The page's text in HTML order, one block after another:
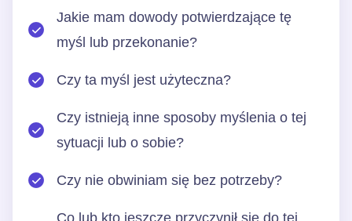
Jakie mam dowody potwierdzające tę
myśl lub przekonanie?
Czy ta myśl jest użyteczna?
Czy istnieją inne sposoby myślenia o tej
sytuacji lub o sobie?
Czy nie obwiniam się bez potrzeby?
Co lub kto jeszcze przyczynił się do tej